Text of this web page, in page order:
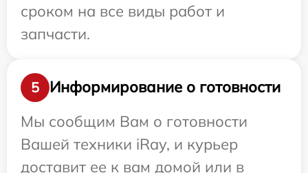
сроком на все виды работ и
запчасти.
5
Информирование о готовности
Мы сообщим Вам о готовности
Вашей техники iRay, и курьер
доставит ее к вам домой или в